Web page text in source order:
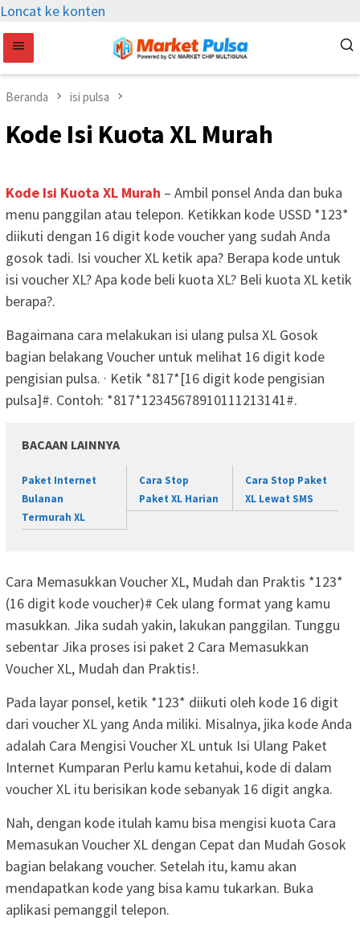
Loncat ke konten
Beranda isi pulsa
Kode Isi Kuota XL Murah
Kode Isi Kuota XL Murah – Ambil ponsel Anda dan buka
menu panggilan atau telepon. Ketikkan kode USSD *123*
diikuti dengan 16 digit kode voucher yang sudah Anda
gosok tadi. Isi voucher XL ketik apa? Berapa kode untuk
isi voucher XL? Apa kode beli kuota XL? Beli kuota XL ketik
berapa?.
Bagaimana cara melakukan isi ulang pulsa XL Gosok
bagian belakang Voucher untuk melihat 16 digit kode
pengisian pulsa. · Ketik *817*[16 digit kode pengisian
pulsa]#. Contoh: *817*12345678910111213141#.
BACAAN LAINNYA
Paket Internet
Bulanan
Termurah XL
Cara Stop
Paket XL Harian
Cara Stop Paket
XL Lewat SMS
Cara Memasukkan Voucher XL, Mudah dan Praktis *123*
(16 digit kode voucher)# Cek ulang format yang kamu
masukkan. Jika sudah yakin, lakukan panggilan. Tunggu
sebentar Jika proses isi paket 2 Cara Memasukkan
Voucher XL, Mudah dan Praktis!.
Pada layar ponsel, ketik *123* diikuti oleh kode 16 digit
dari voucher XL yang Anda miliki. Misalnya, jika kode Anda
adalah Cara Mengisi Voucher XL untuk Isi Ulang Paket
Internet Kumparan Perlu kamu ketahui, kode di dalam
voucher XL itu berisikan kode sebanyak 16 digit angka.
Nah, dengan kode itulah kamu bisa mengisi kuota Cara
Memasukan Voucher XL dengan Cepat dan Mudah Gosok
bagian belakang voucher. Setelah itu, kamu akan
mendapatkan kode yang bisa kamu tukarkan. Buka
aplikasi pemanggil telepon.